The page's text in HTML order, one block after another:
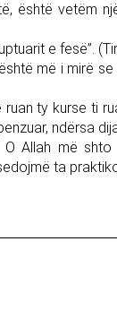
është vetëm
e fesë”.
më i mirë
ty kurse ti
ndërsa
Allah më
ta